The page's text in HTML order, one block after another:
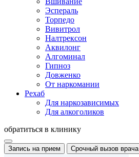
Эспераль
Торпедо
Вивитрол
Налтрексон
Аквилонг
Алгоминал
Гипноз
Довженко
От наркомании
Рехаб
Для наркозависимых
Для алкоголиков
обратиться в клинику
Запись на прием Срочный вызов врача